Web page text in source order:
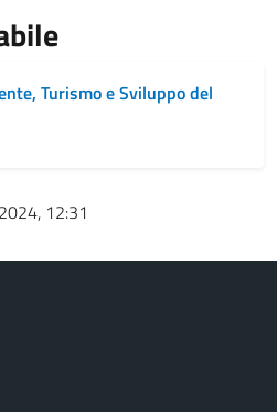
Turismo e Sviluppo del
12:31